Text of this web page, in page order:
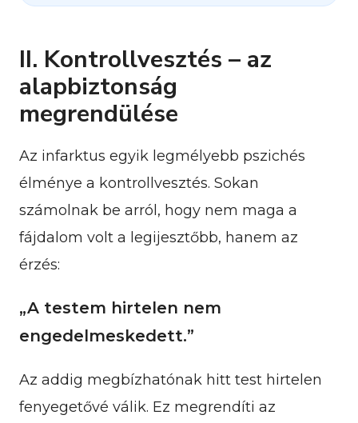
II. Kontrollvesztés – az
alapbiztonság
megrendülése
Az infarktus egyik legmélyebb pszichés
élménye a kontrollvesztés. Sokan
számolnak be arról, hogy nem maga a
fájdalom volt a legijesztőbb, hanem az
érzés:
„A testem hirtelen nem
engedelmeskedett.”
Az addig megbízhatónak hitt test hirtelen
fenyegetővé válik. Ez megrendíti az